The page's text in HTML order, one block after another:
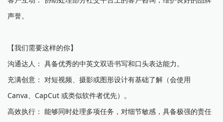
声誉。
【我们需要这样的你】
沟通达人： 具备优秀的中英文双语书写和口头表达能力。
充满创意： 对短视频、摄影或图形设计有基础了解（会使用
Canva、CapCut 或类似软件者优先）。
高效执行： 能够同时处理多项任务，对细节敏感，具备极强的责任